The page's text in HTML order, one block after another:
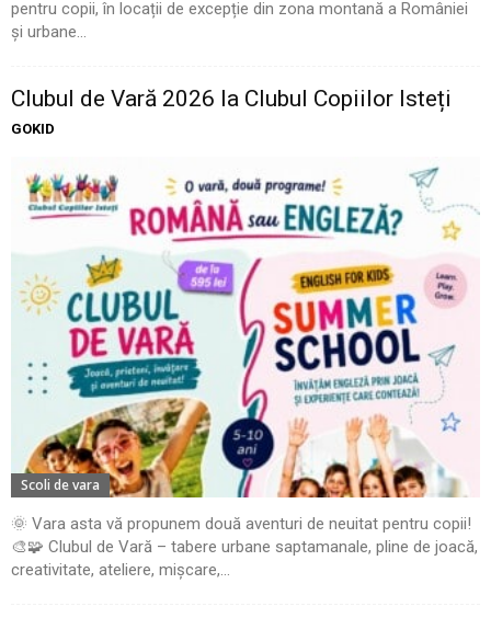
pentru copii, în locații de excepție din zona montană a României
și urbane...
Clubul de Vară 2026 la Clubul Copiilor Isteți
GOKID
Scoli de vara
🌞 Vara asta vă propunem două aventuri de neuitat pentru copii!
🎨🧩 Clubul de Vară – tabere urbane saptamanale, pline de joacă,
creativitate, ateliere, mișcare,...